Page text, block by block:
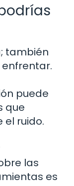
también
puede
que
ruido.
las
es